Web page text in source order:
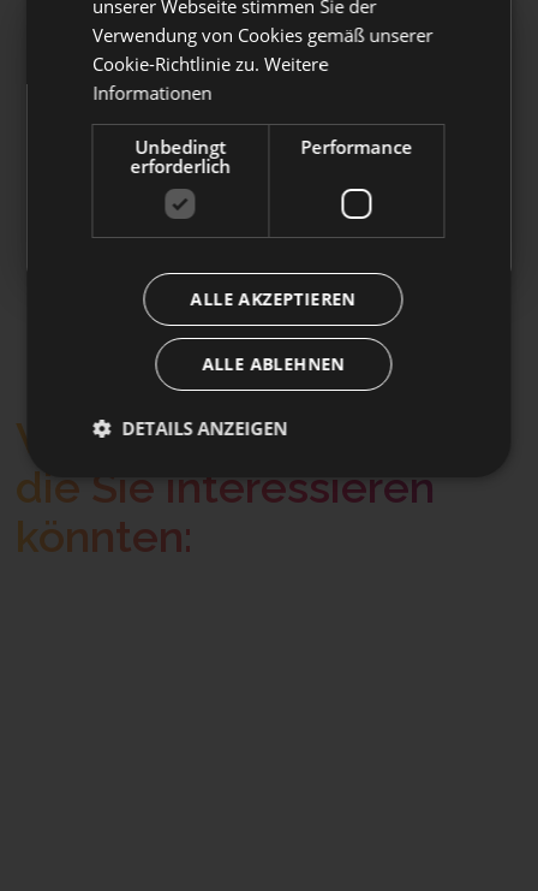
Weitere Informationen
die Sie interessieren
könnten:
Automatische Beitritte
Ab dem 1. Juli 2026 kann Laborfonds
automatische Beitritte von Beschäftigten aus
der Privatwirtschaft entgegennehmen.
Klicken Sie hier, um mehr zu erfahren
unserer Webseite stimmen Sie der
Verwendung von Cookies gemäß unserer
Cookie-Richtlinie zu. Weitere
Informationen
Unbedingt
erforderlich
Performance
ALLE AKZEPTIEREN
ALLE ABLEHNEN
DETAILS ANZEIGEN